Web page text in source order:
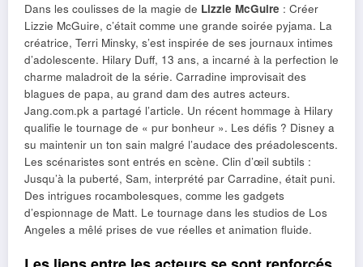
Dans les coulisses de la magie de Lizzie McGuire : Créer
Lizzie McGuire, c’était comme une grande soirée pyjama. La
créatrice, Terri Minsky, s’est inspirée de ses journaux intimes
d’adolescente. Hilary Duff, 13 ans, a incarné à la perfection le
charme maladroit de la série. Carradine improvisait des
blagues de papa, au grand dam des autres acteurs.
Jang.com.pk a partagé l’article. Un récent hommage à Hilary
qualifie le tournage de « pur bonheur ». Les défis ? Disney a
su maintenir un ton sain malgré l’audace des préadolescents.
Les scénaristes sont entrés en scène. Clin d’œil subtils :
Jusqu’à la puberté, Sam, interprété par Carradine, était puni.
Des intrigues rocambolesques, comme les gadgets
d’espionnage de Matt. Le tournage dans les studios de Los
Angeles a mêlé prises de vue réelles et animation fluide.